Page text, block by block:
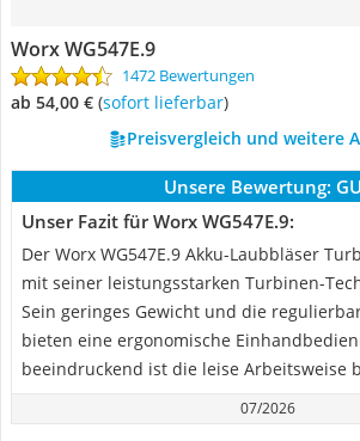
Worx WG547E.9
1472 Bewertungen
ab 54,00 € ( Sofort lieferbar)
Preisvergleich und weitere
Unsere Bewertung:
Unser Fazit für Worx WG547E.9:
Der Worx WG547E.9 Akku-Laubbläser
mit seiner leistungsstarken Turbinen-
Sein geringes Gewicht und die
bieten eine ergonomische
beeindruckend ist die leise Arbeitsweise
07/2026